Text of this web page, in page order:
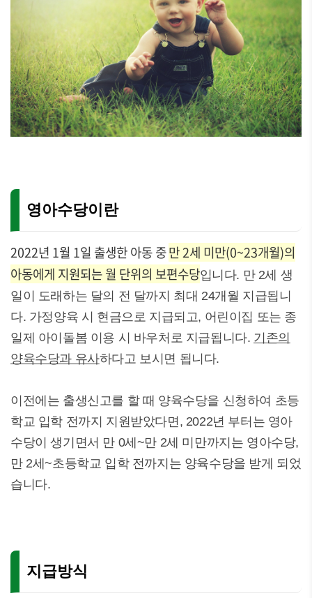
영아수당이란
2022년 1월 1일 출생한 아동 중만 2세 미만(0~23개월)의
아동에게 지원되는 월 단위의 보편수당입니다. 만 2세 생
일이 도래하는 달의 전 달까지 최대 24개월 지급됩니
다. 가정양육 시 현금으로 지급되고, 어린이집 또는 종
일제 아이돌봄 이용 시 바우처로 지급됩니다. 기존의
양육수당과 유사하다고 보시면 됩니다.
이전에는 출생신고를 할 때 양육수당을 신청하여 초등
학교 입학 전까지 지원받았다면, 2022년 부터는 영아
수당이 생기면서 만 0세~만 2세 미만까지는 영아수당,
만 2세~초등학교 입학 전까지는 양육수당을 받게 되었
습니다.
지급방식